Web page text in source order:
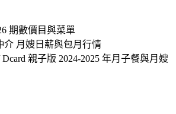
期數價目與菜單
介 月嫂日薪與包月行情
Dcard 親子版 2024-2025 年月子餐與月嫂